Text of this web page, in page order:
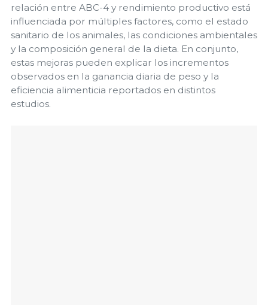
relación entre ABC-4 y rendimiento productivo está
influenciada por múltiples factores, como el estado
sanitario de los animales, las condiciones ambientales
y la composición general de la dieta. En conjunto,
estas mejoras pueden explicar los incrementos
observados en la ganancia diaria de peso y la
eficiencia alimenticia reportados en distintos
estudios.